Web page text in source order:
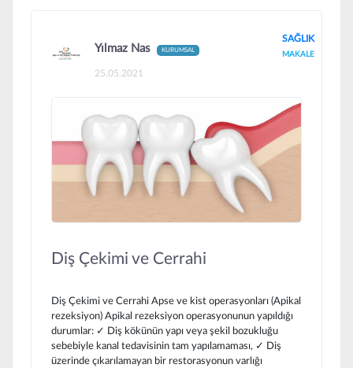
Yılmaz Nas KURUMSAL
25.05.2021
SAĞLIK
MAKALE
Diş Çekimi ve Cerrahi
Diş Çekimi ve Cerrahi Apse ve kist operasyonları (Apikal
rezeksiyon) Apikal rezeksiyon operasyonunun yapıldığı
durumlar: ✓ Diş kökünün yapı veya şekil bozukluğu
sebebiyle kanal tedavisinin tam yapılamaması, ✓ Diş
üzerinde çıkarılamayan bir restorasyonun varlığı